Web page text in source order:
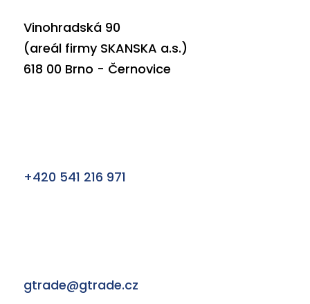
Vinohradská 90
(areál firmy SKANSKA a.s.)
618 00 Brno - Černovice
+420 541 216 971
gtrade@gtrade.cz